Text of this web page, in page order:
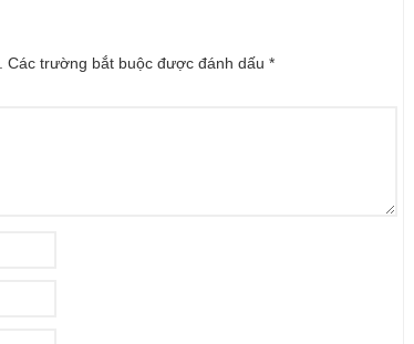
Các trường bắt buộc được đánh dấu *